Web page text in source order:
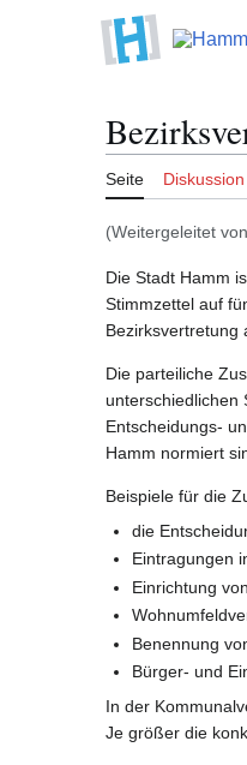
Hauptmenü
Seite Diskussion
(Weitergeleitet von
Die Stadt Hamm
Stimmzettel auf
Bezirksvertretung
Die parteiliche
unterschiedlichen
Entscheidungs-
Hamm normiert
Beispiele für die
die
Eintragungen
Einrichtung
Benennung
Bürger- und
In der
Je größer die